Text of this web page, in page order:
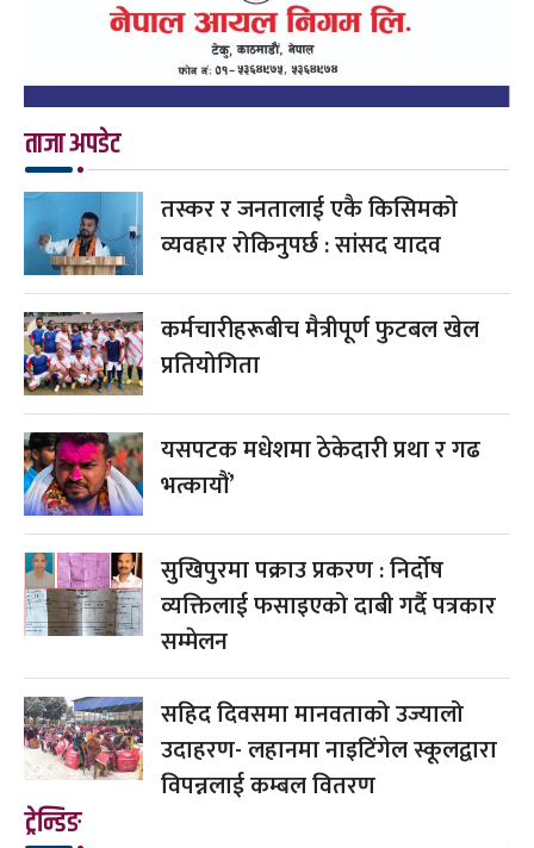
ताजा अपडेट
तस्कर र जनतालाई एकै किसिमको
व्यवहार रोकिनुपर्छ : सांसद यादव
कर्मचारीहरूबीच मैत्रीपूर्ण फुटबल खेल
प्रतियोगिता
यसपटक मधेशमा ठेकेदारी प्रथा र गढ
भत्कायौं’
सुखिपुरमा पक्राउ प्रकरण : निर्दोष
व्यक्तिलाई फसाइएको दाबी गर्दै पत्रकार
सम्मेलन
सहिद दिवसमा मानवताको उज्यालो
उदाहरण- लहानमा नाइटिंगेल स्कूलद्वारा
विपन्नलाई कम्बल वितरण
ट्रेन्डिङ